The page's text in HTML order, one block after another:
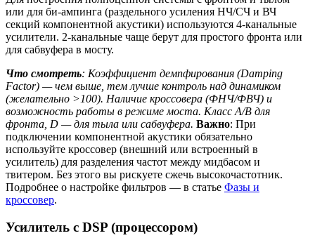
или для би-ампинга (раздельного усиления НЧ/СЧ и ВЧ
секций компонентной акустики) используются 4-канальные
усилители. 2-канальные чаще берут для простого фронта или
для сабвуфера в мосту.
Что смотреть: Коэффициент демпфирования (Damping
Factor) — чем выше, тем лучше контроль над динамиком
(желательно >100). Наличие кроссовера (ФНЧ/ФВЧ) и
возможность работы в режиме моста. Класс A/B для
фронта, D — для тыла или сабвуфера. Важно: При
подключении компонентной акустики обязательно
используйте кроссовер (внешний или встроенный в
усилитель) для разделения частот между мидбасом и
твитером. Без этого вы рискуете сжечь высокочастотник.
Подробнее о настройке фильтров — в статье Фазы и
кроссовер.
Усилитель с DSP (процессором)